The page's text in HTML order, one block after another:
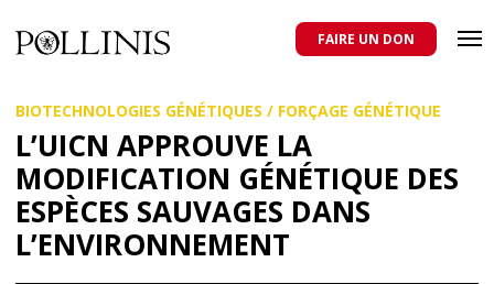
au
contenu
principal
domestiques et sauvages, et pour une agriculture qui respecte tous
les pollinisateurs
FAIRE UN DON
BIOTECHNOLOGIES GÉNÉTIQUES / FORÇAGE GÉNÉTIQUE
L’UICN APPROUVE LA
MODIFICATION GÉNÉTIQUE DES
ESPÈCES SAUVAGES DANS
L’ENVIRONNEMENT